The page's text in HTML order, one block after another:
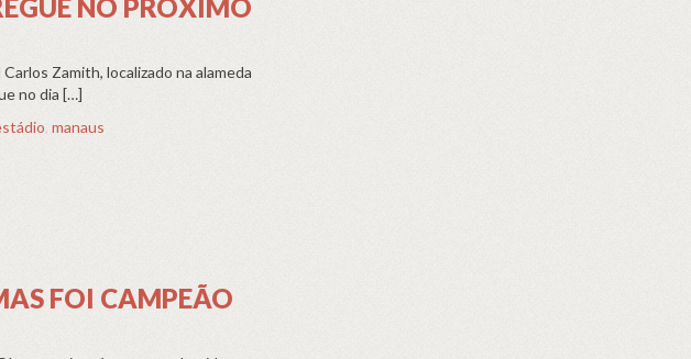
NO PRÓXIMO
Zamith, localizado na alameda
no dia […]
, manaus
FOI CAMPEÃO